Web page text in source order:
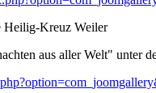
Heilig-Kreuz Weiler
aus aller Welt" unter